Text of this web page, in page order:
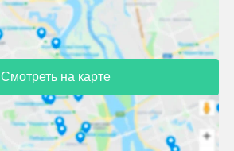
Смотреть на карте